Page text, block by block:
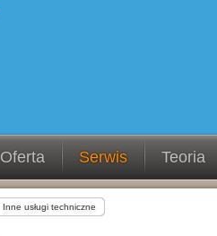
Oferta Serwis Teoria
Inne usługi techniczne